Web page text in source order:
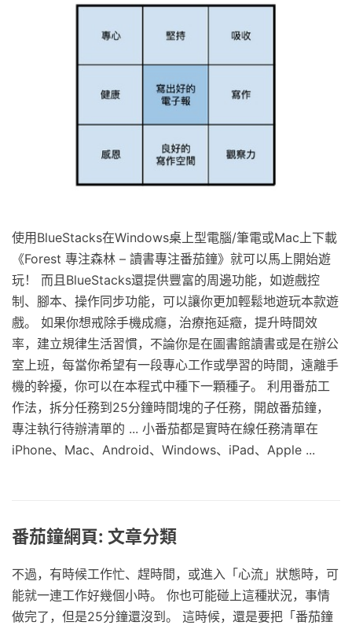
使用BlueStacks在Windows桌上型電腦/筆電或Mac上下載
《Forest 專注森林 – 讀書專注番茄鐘》就可以馬上開始遊
玩！ 而且BlueStacks還提供豐富的周邊功能，如遊戲控
制、腳本、操作同步功能，可以讓你更加輕鬆地遊玩本款遊
戲。 如果你想戒除手機成癮，治療拖延癥，提升時間效
率，建立規律生活習慣，不論你是在圖書館讀書或是在辦公
室上班，每當你希望有一段專心工作或學習的時間，遠離手
機的幹擾，你可以在本程式中種下一顆種子。 利用番茄工
作法，拆分任務到25分鐘時間塊的子任務，開啟番茄鐘，
專注執行待辦清單的 ... 小番茄都是實時在線任務清單在
iPhone、Mac、Android、Windows、iPad、Apple ...
番茄鐘網頁: 文章分類
不過，有時候工作忙、趕時間，或進入「心流」狀態時，可
能就一連工作好幾個小時。 你也可能碰上這種狀況，事情
做完了，但是25分鐘還沒到。 這時候，還是要把「番茄鐘